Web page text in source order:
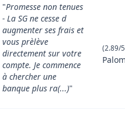
"Promesse non tenues
- La SG ne cesse d
augmenter ses frais et
vous prèlève
directement sur votre
compte. Je commence
à chercher une
banque plus ra(...)"
(2.89/